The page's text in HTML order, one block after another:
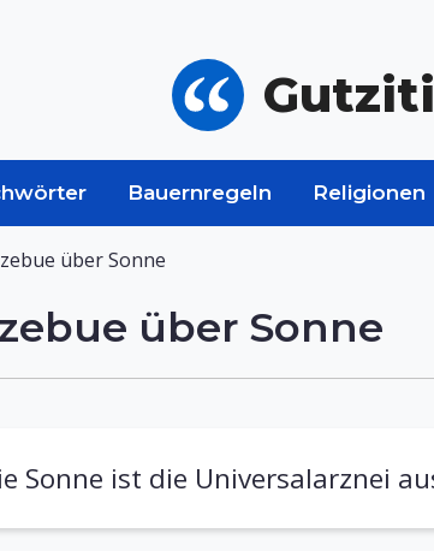
Bauernregeln Religionen
über Sonne
über Sonne
Sonne ist die Universalarznei